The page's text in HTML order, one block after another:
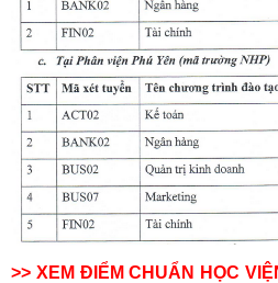
>> XEM ĐIỂM CHUẨN HỌC